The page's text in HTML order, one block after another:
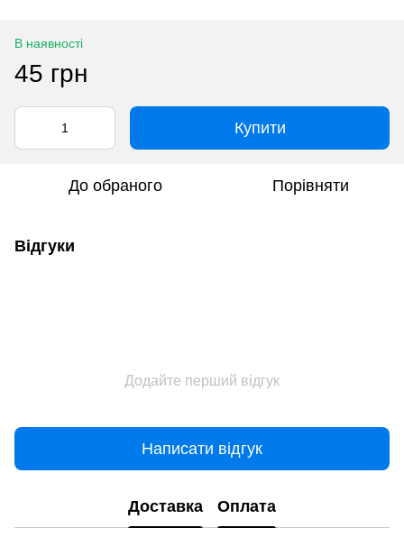
В наявності
45 грн
Купити
До обраного Порівняти
Відгуки
Додайте перший відгук
Написати відгук
Доставка Оплата